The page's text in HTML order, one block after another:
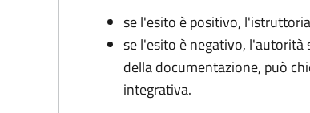
se l'esito è positivo,
se l'esito è negativo, l'autorità
della documentazione, può
integrativa.